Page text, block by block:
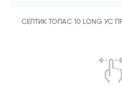
СЕПТИК ТОПАС 10 LONG УС